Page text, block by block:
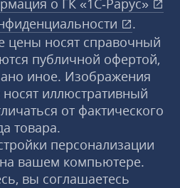
о ГК «1С‑Рарус»
.
цены носят справочный
публичной офертой,
иное. Изображения
носят иллюстративный
от фактического
товара.
персонализации
вашем компьютере.
вы соглашаетесь